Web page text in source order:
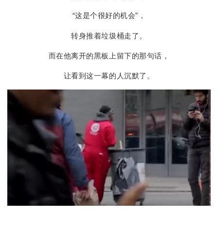
“这是个很好的机会”，
转身推着垃圾桶走了。
而在他离开的黑板上留下的那句话，
让看到这一幕的人沉默了。